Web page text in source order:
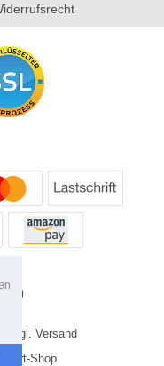
zzgl. Versand
Shop